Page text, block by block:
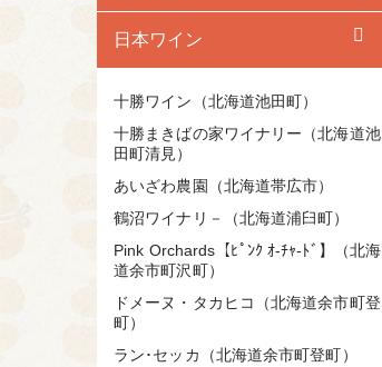
日本ワイン
十勝ワイン（北海道池田町）
十勝まきばの家ワイナリー（北海道池
田町清見）
あいざわ農園（北海道帯広市）
鶴沼ワイナリ－（北海道浦臼町）
Pink Orchards【ﾋﾟﾝｸ ｵ-ﾁｬ-ﾄﾞ】（北海
道余市町沢町）
ドメーヌ・タカヒコ（北海道余市町登
町）
ラン･セッカ（北海道余市町登町）